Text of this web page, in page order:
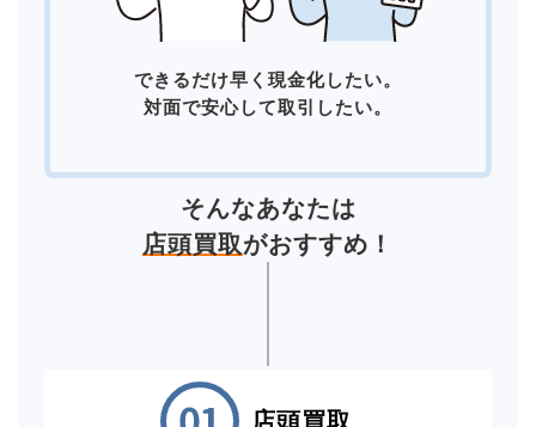
できるだけ早く現金化したい。
対面で安心して取引したい。
そんなあなたは
店頭買取がおすすめ！
店頭買取